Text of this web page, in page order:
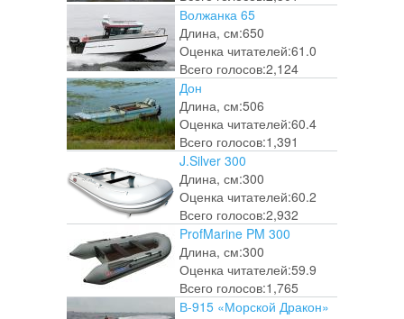
Волжанка 65
Длина, см:650
Оценка читателей:61.0
Всего голосов:2,124
Дон
Длина, см:506
Оценка читателей:60.4
Всего голосов:1,391
J.Silver 300
Длина, см:300
Оценка читателей:60.2
Всего голосов:2,932
ProfMarine PM 300
Длина, см:300
Оценка читателей:59.9
Всего голосов:1,765
В-915 «Морской Дракон»